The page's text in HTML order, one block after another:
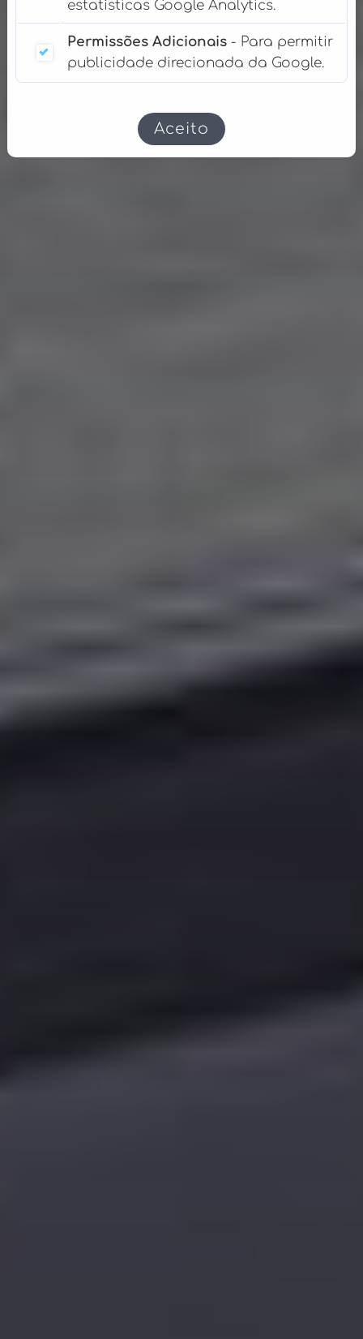
estatísticas Google Analytics.
Permissões Adicionais - Para permitir
publicidade direcionada da Google.
Aceito